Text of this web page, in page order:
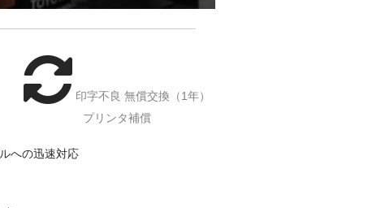
印字不良 無償交換（1年）
プリンタ補償
への迅速対応